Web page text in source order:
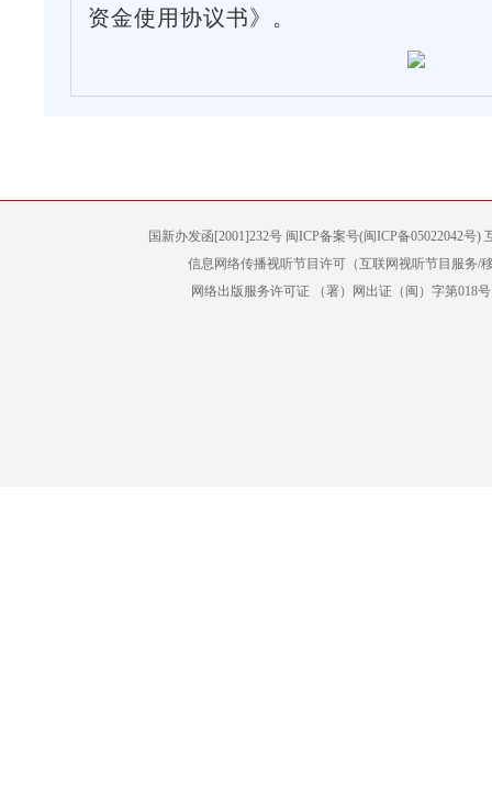
资金使用协议书》。
国新办发函[2001]232号 闽ICP备案号(闽ICP备05022042号
信息网络传播视听节目许可（互联网视听节目服务/
网络出版服务许可证 （署）网出证（闽）字第018